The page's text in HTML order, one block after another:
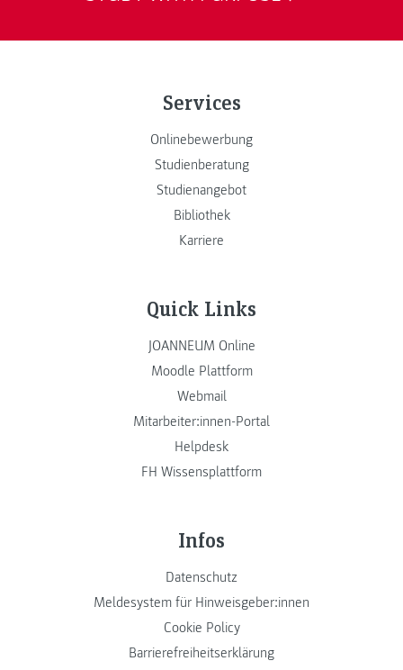
Services
Onlinebewerbung
Studienberatung
Studienangebot
Bibliothek
Karriere
Quick Links
JOANNEUM Online
Moodle Plattform
Webmail
Mitarbeiter:innen-Portal
Helpdesk
FH Wissensplattform
Infos
Datenschutz
Meldesystem für Hinweisgeber:innen
Cookie Policy
Barrierefreiheitserklärung